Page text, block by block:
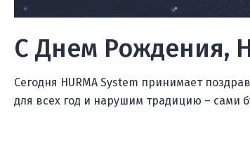
С Днем Рождения,
Сегодня HURMA System принимает
для всех год и нарушим традицию – сами